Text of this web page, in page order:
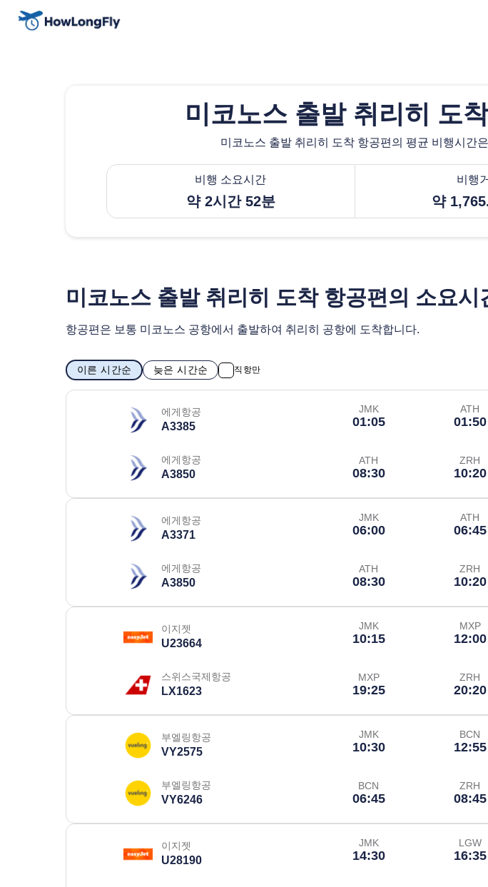
미코노스 출발 취리히 도
미코노스 출발 취리히 도착 항공편의 평균 비행시간
비행 소요시간
약 2시간 52분
비행
약
미코노스 출발 취리히 도착 항공편의 소요
항공편은 보통 미코노스 공항에서 출발하여 취리히 공항에 도착합니다.
이른 시간순 늦은 시간순 직항만
에게항공
A3385
JMK
01:05
ATH
01:50
에게항공
A3850
ATH
08:30
ZRH
10:20
에게항공
A3371
JMK
06:00
ATH
06:45
에게항공
A3850
ATH
08:30
ZRH
10:20
이지젯
U23664
JMK
10:15
MXP
12:00
스위스국제항공
LX1623
MXP
19:25
ZRH
20:20
부엘링항공
VY2575
JMK
10:30
BCN
12:55
부엘링항공
VY6246
BCN
06:45
ZRH
08:45
이지젯
U28190
JMK
14:30
LGW
16:35